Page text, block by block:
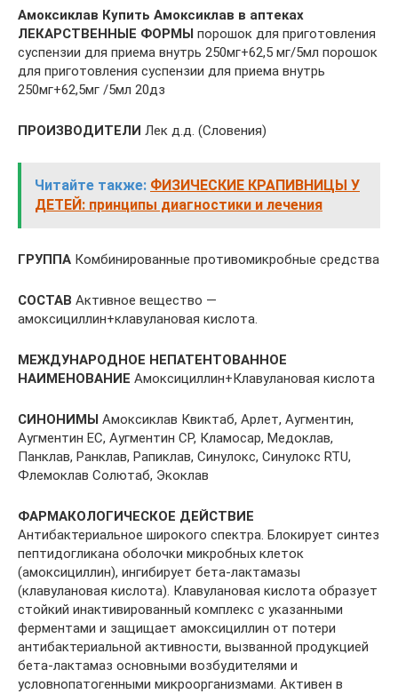
Амоксиклав Купить Амоксиклав в аптеках
ЛЕКАРСТВЕННЫЕ ФОРМЫ порошок для приготовления
суспензии для приема внутрь 250мг+62,5 мг/5мл порошок
для приготовления суспензии для приема внутрь
250мг+62,5мг /5мл 20дз
ПРОИЗВОДИТЕЛИ Лек д.д. (Словения)
Читайте также: ФИЗИЧЕСКИЕ КРАПИВНИЦЫ У
ДЕТЕЙ: принципы диагностики и лечения
ГРУППА Комбинированные противомикробные средства
СОСТАВ Активное вещество —
амоксициллин+клавулановая кислота.
МЕЖДУНАРОДНОЕ НЕПАТЕНТОВАННОЕ
НАИМЕНОВАНИЕ Амоксициллин+Клавулановая кислота
СИНОНИМЫ Амоксиклав Квиктаб, Арлет, Аугментин,
Аугментин ЕС, Аугментин СР, Кламосар, Медоклав,
Панклав, Ранклав, Рапиклав, Синулокс, Синулокс RTU,
Флемоклав Солютаб, Экоклав
ФАРМАКОЛОГИЧЕСКОЕ ДЕЙСТВИЕ
Антибактериальное широкого спектра. Блокирует синтез
пептидогликана оболочки микробных клеток
(амоксициллин), ингибирует бета-лактамазы
(клавулановая кислота). Клавулановая кислота образует
стойкий инактивированный комплекс с указанными
ферментами и защищает амоксициллин от потери
антибактериальной активности, вызванной продукцией
бета-лактамаз основными возбудителями и
условнопатогенными микроорганизмами. Активен в